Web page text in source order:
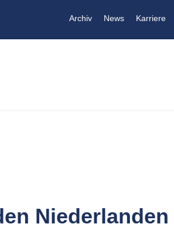
Archiv News Karriere
Niederlanden